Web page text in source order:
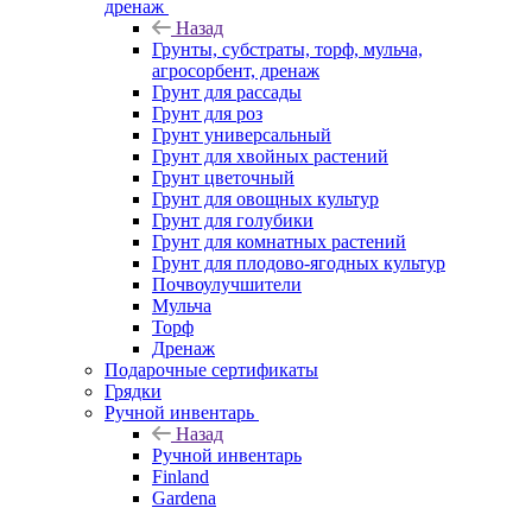
дренаж
Назад
Грунты, субстраты, торф, мульча,
агросорбент, дренаж
Грунт для рассады
Грунт для роз
Грунт универсальный
Грунт для хвойных растений
Грунт цветочный
Грунт для овощных культур
Грунт для голубики
Грунт для комнатных растений
Грунт для плодово-ягодных культур
Почвоулучшители
Мульча
Торф
Дренаж
Подарочные сертификаты
Грядки
Ручной инвентарь
Назад
Ручной инвентарь
Finland
Gardena